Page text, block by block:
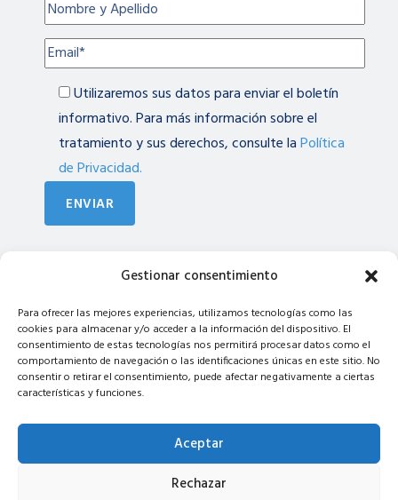
Gestionar consentimiento
Para ofrecer las mejores experiencias, utilizamos tecnologías como las
cookies para almacenar y/o acceder a la información del dispositivo. El
consentimiento de estas tecnologías nos permitirá procesar datos como el
comportamiento de navegación o las identificaciones únicas en este sitio. No
consentir o retirar el consentimiento, puede afectar negativamente a ciertas
características y funciones.
Aceptar
Rechazar
Utilizaremos sus datos para enviar el boletín
informativo. Para más información sobre el
tratamiento y sus derechos, consulte laPolítica
de Privacidad.
ENVIAR
Porque creemos en la codificación
C/ Pilar Montaner, 23 07005 Palma (Illes Balears)